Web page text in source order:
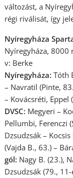
változást, a
régi riválisát, így
Nyíregyháza
Nyíregyháza, 8000
v: Berke
Nyíregyháza: Tóth
– Navratil (Pinte,
– Kovácsréti, Eppel
DVSC: Megyeri –
Pellumbi, Ferenczi
Dzsudzsák –
(Vajda B., 63.) –
gól: Nagy B. (23.),
Dzsudzsák (79.,